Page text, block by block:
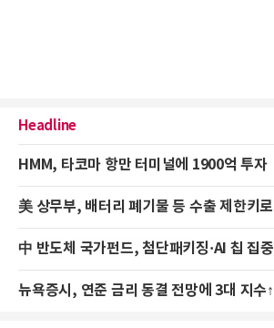
Headline
HMM, 타코마 항만 터미널에 1900억 투자
美 상무부, 배터리 폐기물 등 수출 제한키로
中 반도체 국가펀드, 첨단패키징·AI 칩 집중
뉴욕증시, 연준 금리 동결 전망에 3대 지수↑